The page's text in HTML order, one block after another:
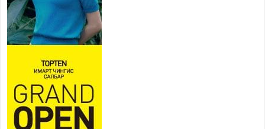
Миньжюанийг хүлээн авч
уулзав
2026 оны 7 сар 21 / 16 цаг 39 минут
БҮГД НАЙРАМДАХ ТАЖИКИСТАН УЛСТАЙ
ЭДИЙН ЗАСГИЙН ХАМТЫН АЖИЛЛАГААГ
ӨРГӨЖҮҮЛНЭ
2026 оны 7 сар 21 / 16 цаг 34 минут
26,992 суралцагч хотхоны бага сургуульд, 8100
суралцагч төрөлжсөн ахлах сургуульд
суралцана